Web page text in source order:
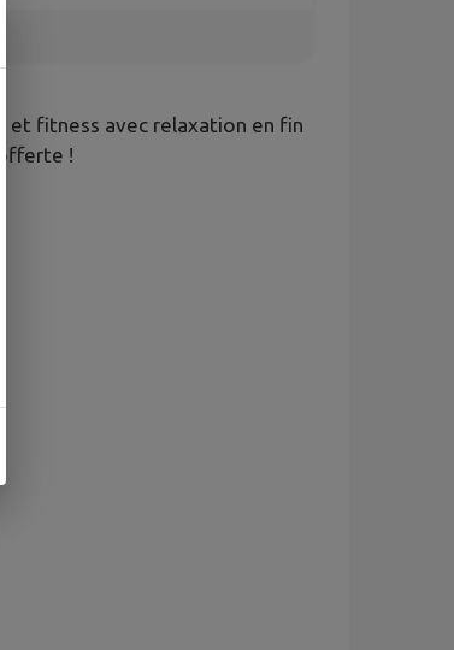
et fitness avec relaxation en fin
!